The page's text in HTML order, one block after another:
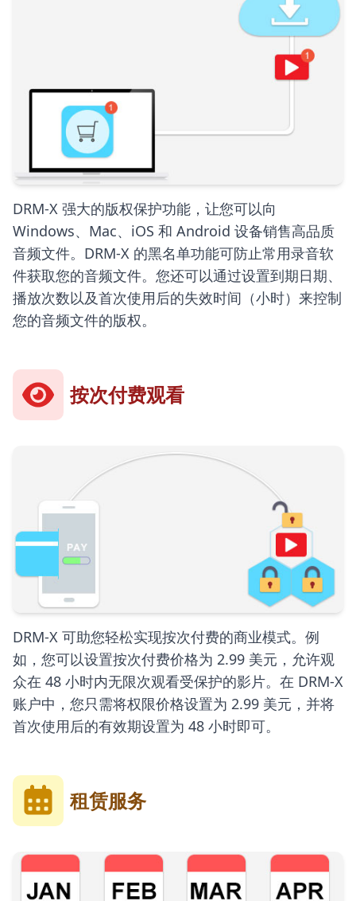
DRM-X 强大的版权保护功能，让您可以向
Windows、Mac、iOS 和 Android 设备销售高品质
音频文件。DRM-X 的黑名单功能可防止常用录音软
件获取您的音频文件。您还可以通过设置到期日期、
播放次数以及首次使用后的失效时间（小时）来控制
您的音频文件的版权。
按次付费观看
DRM-X 可助您轻松实现按次付费的商业模式。例
如，您可以设置按次付费价格为 2.99 美元，允许观
众在 48 小时内无限次观看受保护的影片。在 DRM-X
账户中，您只需将权限价格设置为 2.99 美元，并将
首次使用后的有效期设置为 48 小时即可。
租赁服务